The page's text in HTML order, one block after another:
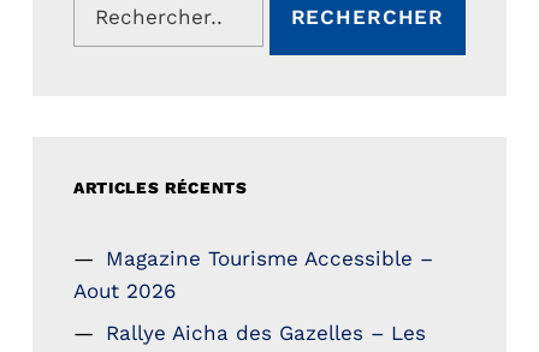
ARTICLES RÉCENTS
Magazine Tourisme Accessible –
Aout 2026
Rallye Aicha des Gazelles – Les